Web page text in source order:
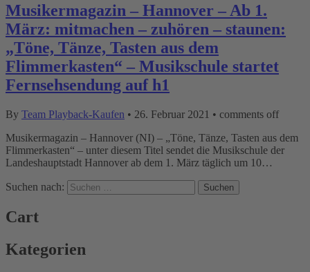
Musikermagazin – Hannover – Ab 1.
März: mitmachen – zuhören – staunen:
„Töne, Tänze, Tasten aus dem
Flimmerkasten“ – Musikschule startet
Fernsehsendung auf h1
By Team Playback-Kaufen • 26. Februar 2021 • comments off
Musikermagazin – Hannover (NI) – „Töne, Tänze, Tasten aus dem
Flimmerkasten“ – unter diesem Titel sendet die Musikschule der
Landeshauptstadt Hannover ab dem 1. März täglich um 10…
Suchen nach:
Cart
Kategorien